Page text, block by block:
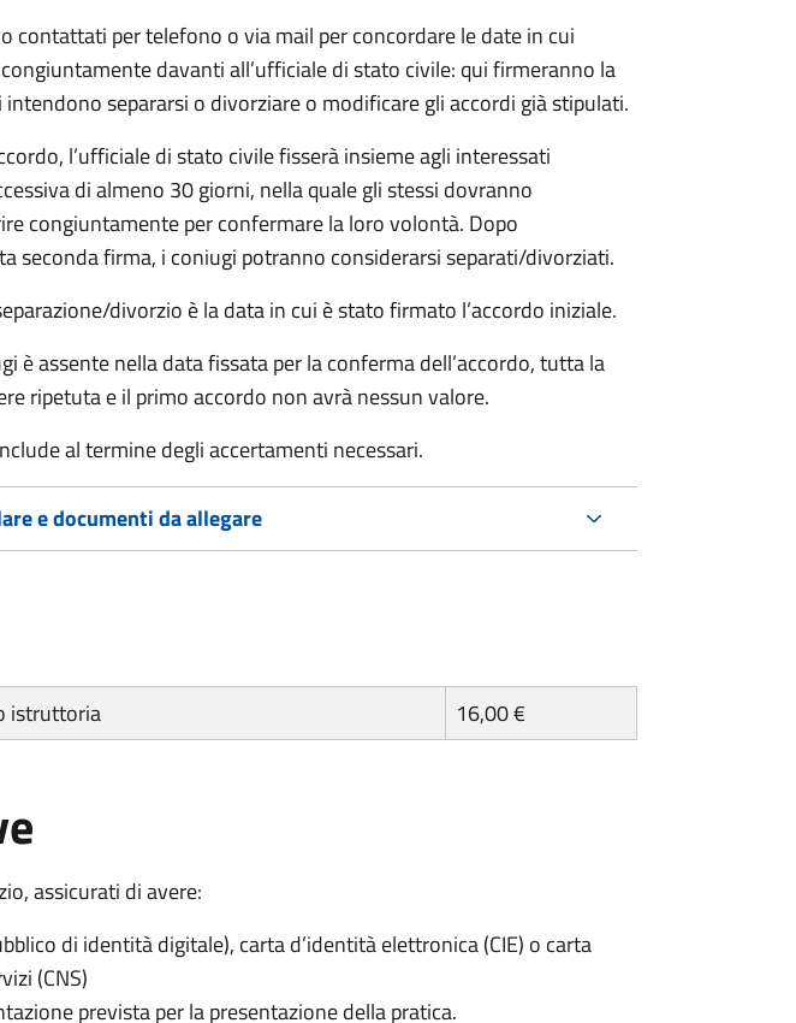
contattati per telefono o via mail per concordare le date in cui
davanti all’ufficiale di stato civile: qui firmeranno la
separarsi o divorziare o modificare gli accordi già stipulati.
l’ufficiale di stato civile fisserà insieme agli interessati
di almeno 30 giorni, nella quale gli stessi dovranno
congiuntamente per confermare la loro volontà. Dopo
seconda firma, i coniugi potranno considerarsi separati/divorziati.
divorzio è la data in cui è stato firmato l’accordo iniziale.
è assente nella data fissata per la conferma dell’accordo, tutta la
ripetuta e il primo accordo non avrà nessun valore.
al termine degli accertamenti necessari.
e documenti da allegare
istruttoria 16,00 €
assicurati di avere:
di identità digitale), carta d’identità elettronica (CIE) o carta
(CNS)
prevista per la presentazione della pratica.